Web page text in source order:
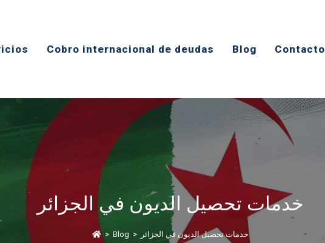
​Cobro internacional de deudas Blog Contacto
خدمات تحصيل الديون في الجزائر
> Blog > خدمات تحصيل الديون في الجزائر